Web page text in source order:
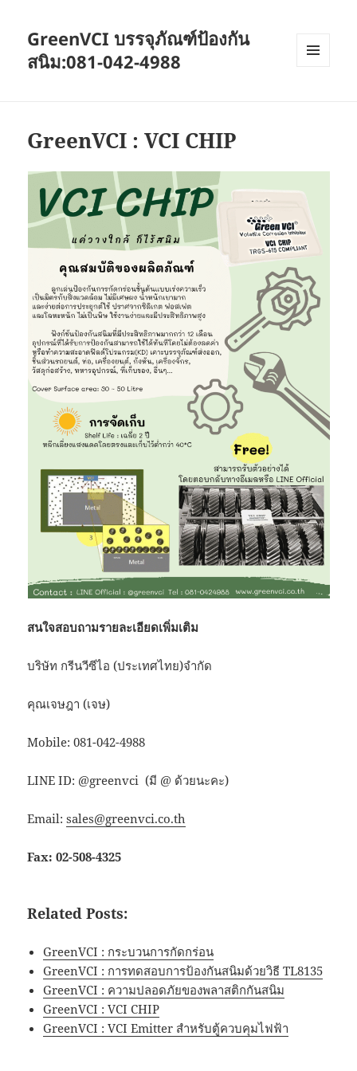
GreenVCI บรรจุภัณฑ์ป้องกัน
สนิม:081-042-4988
GreenVCI : VCI CHIP
สนใจสอบถามรายละเอียดเพิ่มเติม
บริษัท กรีนวีซีไอ (ประเทศไทย)จำกัด
คุณเจษฎา (เจษ)
Mobile: 081-042-4988
LINE ID: @greenvci (มี @ ด้วยนะคะ)
Email:sales@greenvci.co.th
Fax: 02-508-4325
Related Posts:
GreenVCI : กระบวนการกัดกร่อน
GreenVCI : การทดสอบการป้องกันสนิมด้วยวิธี TL8135
GreenVCI : ความปลอดภัยของพลาสติกกันสนิม
GreenVCI : VCI CHIP
GreenVCI : VCI Emitter สำหรับตู้ควบคุมไฟฟ้า